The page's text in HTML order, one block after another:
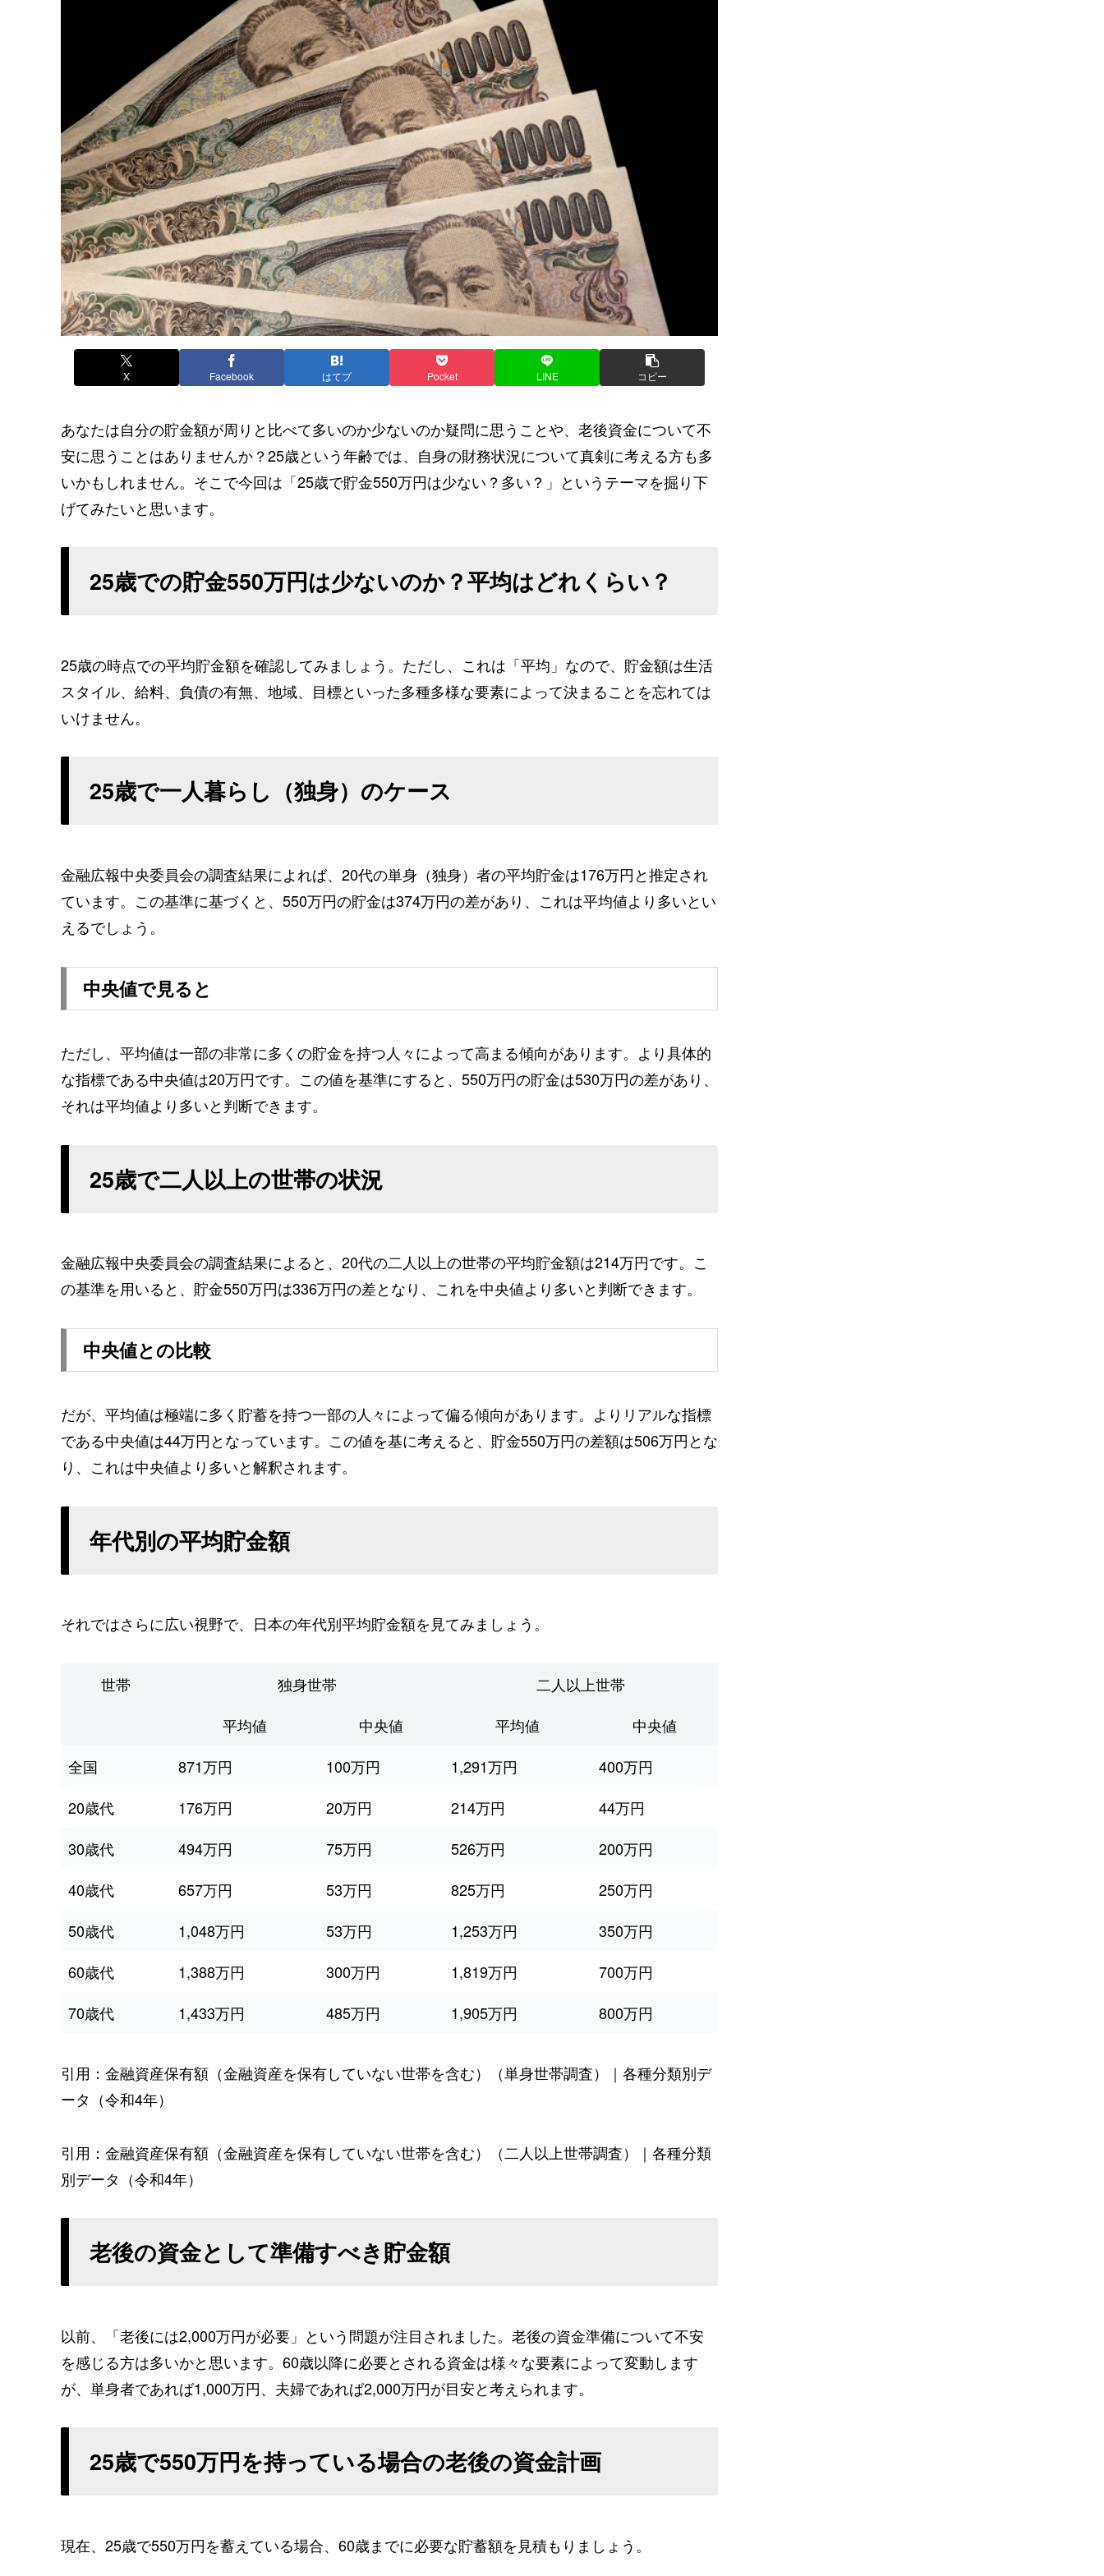
X Facebook はてブ Pocket LINE コピー
あなたは自分の貯金額が周りと比べて多いのか少ないのか疑問に思うことや、老後資金について不
安に思うことはありませんか？25歳という年齢では、自身の財務状況について真剣に考える方も多
いかもしれません。そこで今回は「25歳で貯金550万円は少ない？多い？」というテーマを掘り下
げてみたいと思います。
25歳での貯金550万円は少ないのか？平均はどれくらい？
25歳の時点での平均貯金額を確認してみましょう。ただし、これは「平均」なので、貯金額は生活
スタイル、給料、負債の有無、地域、目標といった多種多様な要素によって決まることを忘れては
いけません。
25歳で一人暮らし（独身）のケース
金融広報中央委員会の調査結果によれば、20代の単身（独身）者の平均貯金は176万円と推定され
ています。この基準に基づくと、550万円の貯金は374万円の差があり、これは平均値より多いとい
えるでしょう。
中央値で見ると
ただし、平均値は一部の非常に多くの貯金を持つ人々によって高まる傾向があります。より具体的
な指標である中央値は20万円です。この値を基準にすると、550万円の貯金は530万円の差があり、
それは平均値より多いと判断できます。
25歳で二人以上の世帯の状況
金融広報中央委員会の調査結果によると、20代の二人以上の世帯の平均貯金額は214万円です。こ
の基準を用いると、貯金550万円は336万円の差となり、これを中央値より多いと判断できます。
中央値との比較
だが、平均値は極端に多く貯蓄を持つ一部の人々によって偏る傾向があります。よりリアルな指標
である中央値は44万円となっています。この値を基に考えると、貯金550万円の差額は506万円とな
り、これは中央値より多いと解釈されます。
年代別の平均貯金額
それではさらに広い視野で、日本の年代別平均貯金額を見てみましょう。
世帯 独身世帯
二人以上世帯
平均値
中央値 平均値
中央値
全国
871万円 100万円 1,291万円
400万円
20歳代
176万円 20万円 214万円
44万円
30歳代
494万円 75万円 526万円
200万円
40歳代
657万円 53万円 825万円
250万円
50歳代
1,048万円 53万円 1,253万円
350万円
60歳代
1,388万円 300万円 1,819万円
700万円
70歳代
1,433万円 485万円 1,905万円 800万円
引用：金融資産保有額（金融資産を保有していない世帯を含む）（単身世帯調査）｜各種分類別デ
ータ（令和4年）
引用：金融資産保有額（金融資産を保有していない世帯を含む）（二人以上世帯調査）｜各種分類
別データ（令和4年）
老後の資金として準備すべき貯金額
以前、「老後には2,000万円が必要」という問題が注目されました。老後の資金準備について不安
を感じる方は多いかと思います。60歳以降に必要とされる資金は様々な要素によって変動します
が、単身者であれば1,000万円、夫婦であれば2,000万円が目安と考えられます。
25歳で550万円を持っている場合の老後の資金計画
現在、25歳で550万円を蓄えている場合、60歳までに必要な貯蓄額を見積もりましょう。